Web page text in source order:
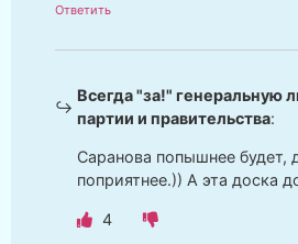
Ответить
Всегда "за!" генеральную
партии и правительства:
Саранова попышнее будет,
поприятнее.)) А эта доска
4